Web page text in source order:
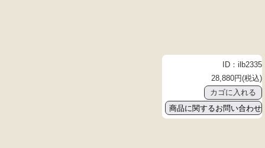
ID：ilb2335
28,880円(税込)
商品に関するお問い合わせ